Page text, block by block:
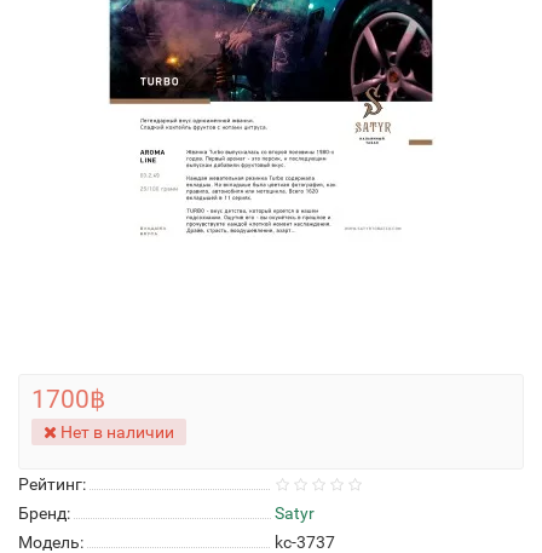
Рейтинг:
Бренд:
Satyr
Модель:
kc-3737
1700฿
Нет в наличии